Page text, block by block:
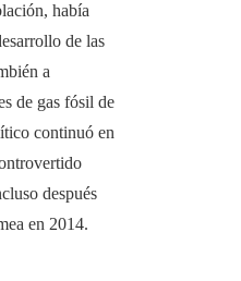
había
de las
a
de gas fósil de
continuó en
después
en 2014.